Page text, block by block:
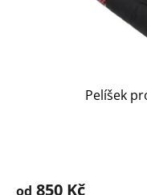
Pelíšek
od 850 Kč